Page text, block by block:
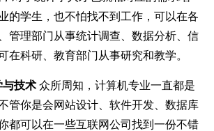
的学生，也不怕找不到工作，可以在各
管理部门从事统计调查、数据分析、信
在科研、教育部门从事研究和教学。
与技术 众所周知，计算机专业一直都是
管你是会网站设计、软件开发、数据库
都可以在一些互联网公司找到一份不错